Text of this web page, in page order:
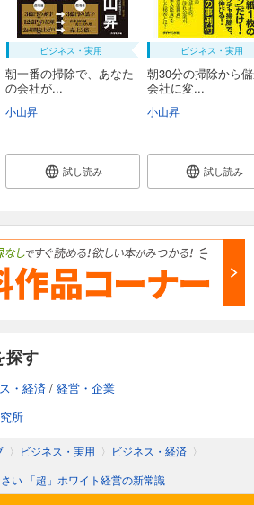
ビジネス・実用
朝一番の掃除で、あなた
の会社が...
小山昇
試し読み
ビジネス・実用
朝30分の掃除から
会社に変...
小山昇
試し読み
探す
・経済 / 経営・企業
所
〉 ビジネス・実用 〉 ビジネス・経済 〉
い 「超」ホワイト経営の新常識